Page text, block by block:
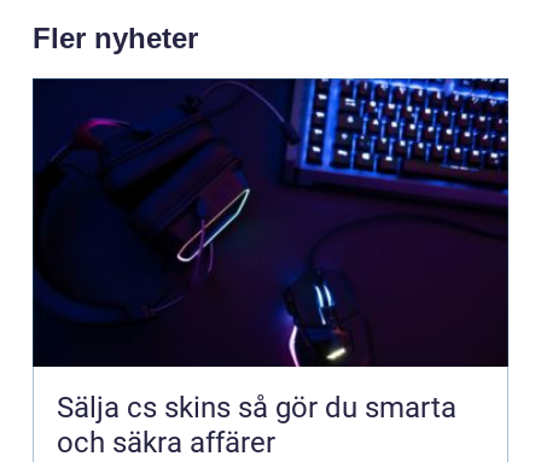
Fler nyheter
Sälja cs skins så gör du smarta
och säkra affärer